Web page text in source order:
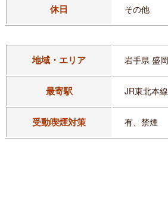
休日 その他
地域・エリア 岩手県 盛
最寄駅 JR東北本
受動喫煙対策 有、禁煙